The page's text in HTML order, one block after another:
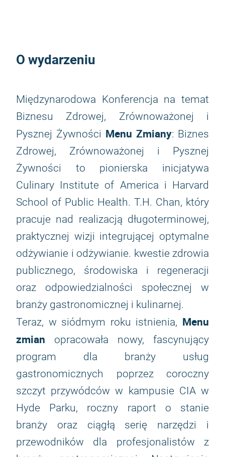
O wydarzeniu
Międzynarodowa Konferencja na temat
Biznesu Zdrowej, Zrównoważonej i
Pysznej Żywności Menu Zmiany: Biznes
Zdrowej, Zrównoważonej i Pysznej
Żywności to pionierska inicjatywa
Culinary Institute of America i Harvard
School of Public Health. T.H. Chan, który
pracuje nad realizacją długoterminowej,
praktycznej wizji integrującej optymalne
odżywianie i odżywianie. kwestie zdrowia
publicznego, środowiska i regeneracji
oraz odpowiedzialności społecznej w
branży gastronomicznej i kulinarnej.
Teraz, w siódmym roku istnienia, Menu
zmian opracowała nowy, fascynujący
program dla branży usług
gastronomicznych poprzez coroczny
szczyt przywódców w kampusie CIA w
Hyde Parku, roczny raport o stanie
branży oraz ciągłą serię narzędzi i
przewodników dla profesjonalistów z